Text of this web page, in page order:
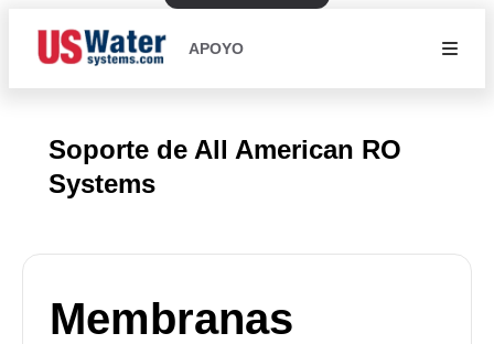
APOYO
Soporte de All American RO
Systems
Membranas